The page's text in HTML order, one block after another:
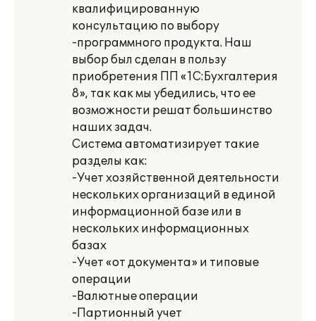
квалифицированную
консультацию по выбору
-программного продукта. Наш
выбор был сделан в пользу
приобретения ПП «1С:Бухгалтерия
8», так как мы убедились, что ее
возможности решат большинство
наших задач.
Система автоматизирует такие
разделы как:
-Учет хозяйственной деятельности
нескольких организаций в единой
информационной базе или в
нескольких информационных
базах
-Учет «от документа» и типовые
операции
-Валютные операции
-Партионный учет